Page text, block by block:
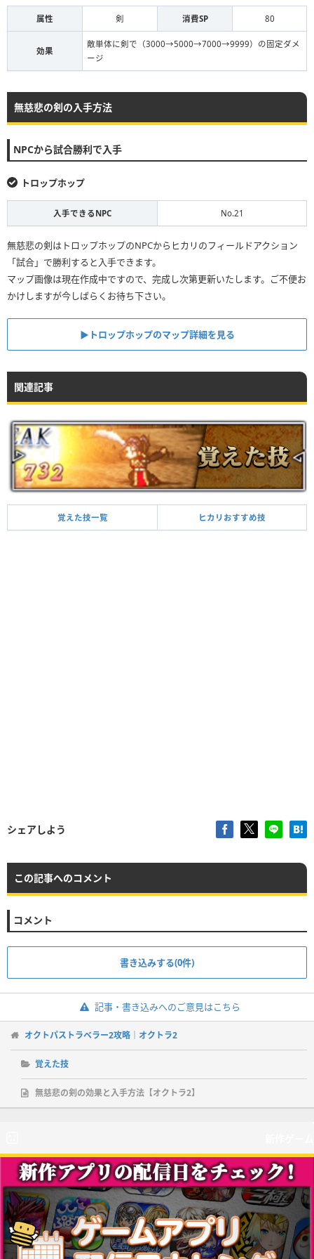
属性 剣 消費SP 80
効果
敵単体に剣で（3000→5000→7000→9999）の固定ダメ
ージ
無慈悲の剣の入手方法
NPCから試合勝利で入手
トロップホップ
入手できるNPC No.21
無慈悲の剣はトロップホップのNPCからヒカリのフィールドアクション
「試合」で勝利すると入手できます。
マップ画像は現在作成中ですので、完成し次第更新いたします。ご不便お
かけしますが今しばらくお待ち下さい。
▶︎トロップホップのマップ詳細を見る
関連記事
覚えた技一覧 ヒカリおすすめ技
シェアしよう
この記事へのコメント
コメント
書き込みする(0件)
記事・書き込みへのご意見はこちら
オクトパストラベラー2攻略｜オクトラ2
覚えた技
無慈悲の剣の効果と入手方法【オクトラ2】